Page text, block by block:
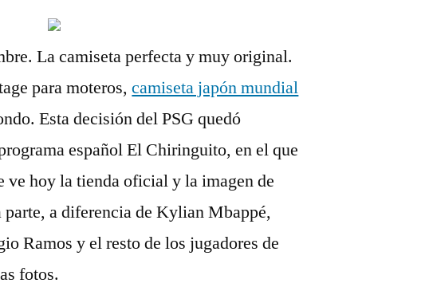
La camiseta perfecta y muy original.
para moteros,camiseta japón mundial
Esta decisión del PSG quedó
español El Chiringuito, en el que
ve hoy la tienda oficial y la imagen de
a diferencia de Kylian Mbappé,
Ramos y el resto de los jugadores de
fotos.